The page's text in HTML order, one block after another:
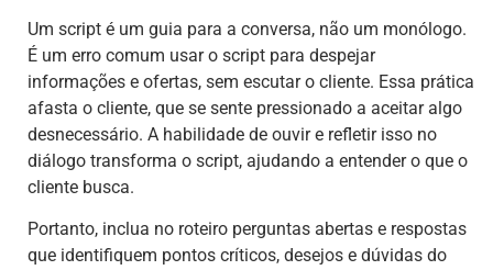
Um script é um guia para a conversa, não um monólogo.
É um erro comum usar o script para despejar
informações e ofertas, sem escutar o cliente. Essa prática
afasta o cliente, que se sente pressionado a aceitar algo
desnecessário. A habilidade de ouvir e refletir isso no
diálogo transforma o script, ajudando a entender o que o
cliente busca.
Portanto, inclua no roteiro perguntas abertas e respostas
que identifiquem pontos críticos, desejos e dúvidas do